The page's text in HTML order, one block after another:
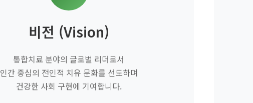
비전 (Vision)
통합치료 분야의 글로벌 리더로서
인간 중심의 전인적 치유 문화를 선도하며
건강한 사회 구현에 기여합니다.